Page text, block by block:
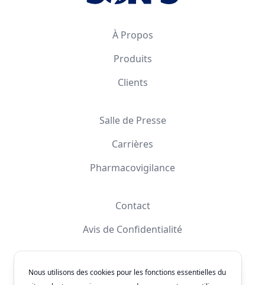
À Propos
Produits
Clients
Salle de Presse
Carrières
Pharmacovigilance
Contact
Avis de Confidentialité
FacebookInstagramYouTubeX
Nous utilisons des cookies pour les fonctions essentielles du